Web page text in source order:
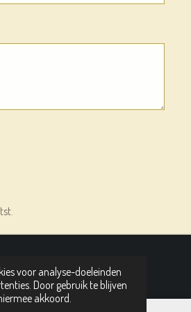
voor analyse-doeleinden
Door gebruik te blijven
akkoord.